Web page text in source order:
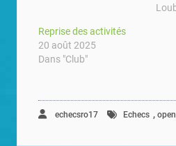
Reprise des activités
20 août 2025
Dans "Club"
echecsro17 Echecs , open